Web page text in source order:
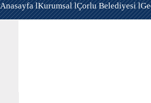
Anasayfa lKurumsal lÇorlu Belediyesi l